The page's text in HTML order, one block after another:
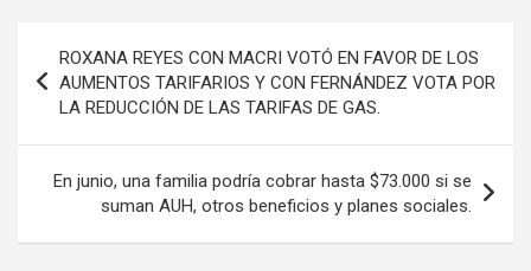
de
entradas
ROXANA REYES CON MACRI VOTÓ EN FAVOR DE LOS
AUMENTOS TARIFARIOS Y CON FERNÁNDEZ VOTA POR
LA REDUCCIÓN DE LAS TARIFAS DE GAS.
En junio, una familia podría cobrar hasta $73.000 si se
suman AUH, otros beneficios y planes sociales.